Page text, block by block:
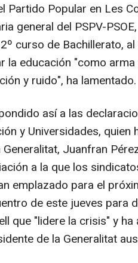
Partido Popular en Les
general del PSPV-
curso de Bachillerato,
la educación "como
y ruido", ha lamentado.
así a las
y Universidades,
Juanfran
a la que los
emplazado para el
de este jueves para
que "lidere la crisis" y
de la Generalitat